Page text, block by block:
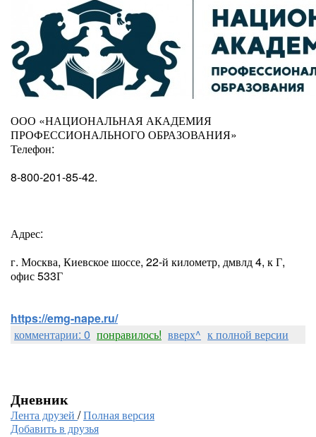
ООО «НАЦИОНАЛЬНАЯ АКАДЕМИЯ
ПРОФЕССИОНАЛЬНОГО ОБРАЗОВАНИЯ»
Телефон:
8-800-201-85-42.
Адрес:
г. Москва, Киевское шоссе, 22-й километр, дмвлд 4, к Г,
офис 533Г
https://emg-nape.ru/
комментарии: 0 понравилось! вверх^ к полной версии
Дневник
Лента друзей /Полная версия
Добавить в друзья